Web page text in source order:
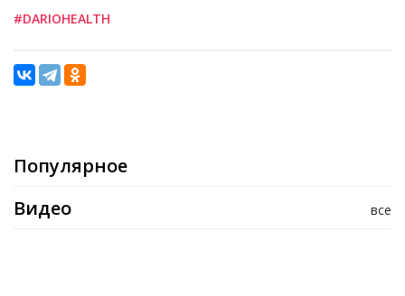
#DARIOHEALTH
Популярное
все
Видео